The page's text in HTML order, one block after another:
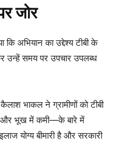
जोर
कि अभियान का उद्देश्य टीबी के
उन्हें समय पर उपचार उपलब्ध
भाकल ने ग्रामीणों को टीबी
और भूख में कमी—के बारे में
योग्य बीमारी है और सरकारी